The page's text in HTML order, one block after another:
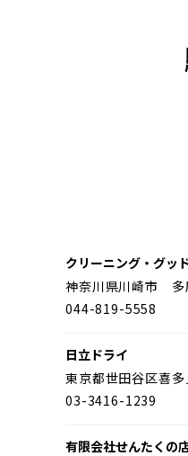
クリーニング・グ
神奈川県川崎市 多
044-819-5558
日立ドライ
東京都世田谷区喜
03-3416-1239
有限会社せんたく